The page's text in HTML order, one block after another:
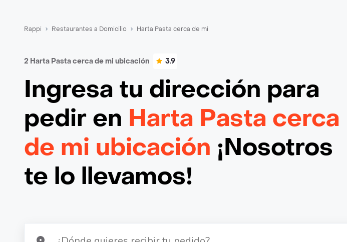
Rappi Restaurantes a Domicilio Harta Pasta cerca de mi
2 Harta Pasta cerca de mi ubicación 3.9
Ingresa tu dirección para
pedir en Harta Pasta cerca
de mi ubicación ¡Nosotros
te lo llevamos!